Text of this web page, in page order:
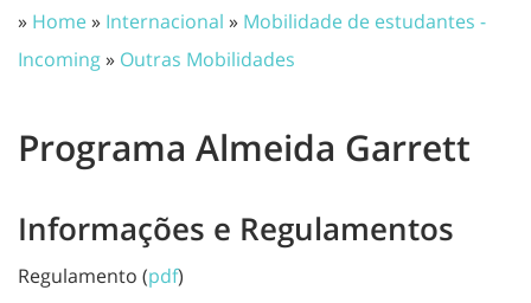
» Home» Internacional » Mobilidade de estudantes -
Incoming» Outras Mobilidades
Programa Almeida Garrett
Informações e Regulamentos
Regulamento (pdf)